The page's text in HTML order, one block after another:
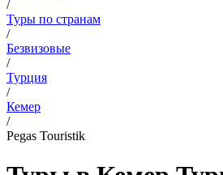
/
Туры по странам
/
Безвизовые
/
Турция
/
Кемер
/
Pegas Touristik